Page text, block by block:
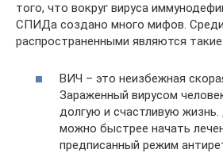
того, что вокруг вируса
СПИДа создано много мифов. Среди
распространенными являются такие:
ВИЧ – это неизбежная
Зараженный вирусом
долгую и счастливую
можно быстрее начать
предписанный режим